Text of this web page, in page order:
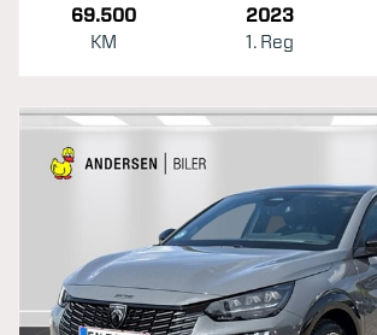
69.500
KM
2023
1. Reg